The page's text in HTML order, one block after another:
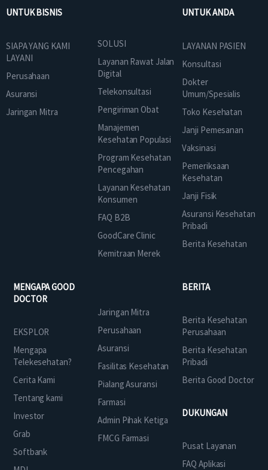
UNTUK BISNIS
SIAPA YANG KAMI
LAYANI
Perusahaan
Asuransi
Jaringan Mitra
SOLUSI
Layanan Rawat Jalan
Digital
Telekonsultasi
Pengiriman Obat
Manajemen
Kesehatan Populasi
Program Kesehatan
Pencegahan
Layanan Kesehatan
Konsumen
FAQ B2B
GoodCare Clinic
Kemitraan Merek
UNTUK ANDA
LAYANAN PASIEN
Konsultasi
Dokter
Umum/Spesialis
Toko Kesehatan
Janji Pemesanan
Vaksinasi
Pemeriksaan
Kesehatan
Janji Fisik
Asuransi Kesehatan
Pribadi
Berita Kesehatan
MENGAPA GOOD
DOCTOR
EKSPLOR
Mengapa
Telekesehatan?
Cerita Kami
Tentang kami
Investor
Grab
Softbank
Jaringan Mitra
Perusahaan
Asuransi
Fasilitas Kesehatan
Pialang Asuransi
Farmasi
Admin Pihak Ketiga
FMCG Farmasi
BERITA
Berita Kesehatan
Perusahaan
Berita Kesehatan
Pribadi
Berita Good Doctor
DUKUNGAN
Pusat Layanan
FAQ Aplikasi